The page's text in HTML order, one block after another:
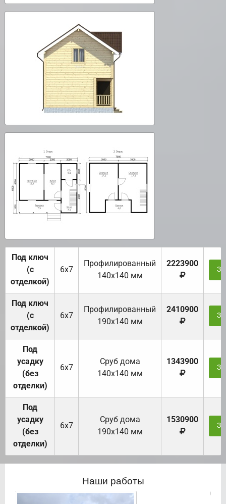
Под ключ
(с
отделкой)
6х7
Профилированный
140х140 мм
2223900
Под ключ
(с
отделкой)
6х7
Профилированный
190х140 мм
2410900
Под
усадку
(без
отделки)
6х7
Cруб дома
140х140 мм
1343900
Под
усадку
(без
отделки)
6х7
Cруб дома
190х140 мм
1530900
Наши работы